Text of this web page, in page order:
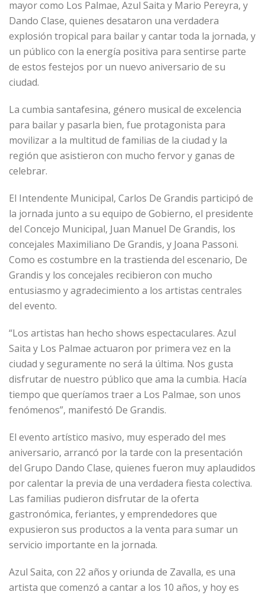
mayor como Los Palmae, Azul Saita y Mario Pereyra, y
Dando Clase, quienes desataron una verdadera
explosión tropical para bailar y cantar toda la jornada, y
un público con la energía positiva para sentirse parte
de estos festejos por un nuevo aniversario de su
ciudad.
La cumbia santafesina, género musical de excelencia
para bailar y pasarla bien, fue protagonista para
movilizar a la multitud de familias de la ciudad y la
región que asistieron con mucho fervor y ganas de
celebrar.
El Intendente Municipal, Carlos De Grandis participó de
la jornada junto a su equipo de Gobierno, el presidente
del Concejo Municipal, Juan Manuel De Grandis, los
concejales Maximiliano De Grandis, y Joana Passoni.
Como es costumbre en la trastienda del escenario, De
Grandis y los concejales recibieron con mucho
entusiasmo y agradecimiento a los artistas centrales
del evento.
“Los artistas han hecho shows espectaculares. Azul
Saita y Los Palmae actuaron por primera vez en la
ciudad y seguramente no será la última. Nos gusta
disfrutar de nuestro público que ama la cumbia. Hacía
tiempo que queríamos traer a Los Palmae, son unos
fenómenos”, manifestó De Grandis.
El evento artístico masivo, muy esperado del mes
aniversario, arrancó por la tarde con la presentación
del Grupo Dando Clase, quienes fueron muy aplaudidos
por calentar la previa de una verdadera fiesta colectiva.
Las familias pudieron disfrutar de la oferta
gastronómica, feriantes, y emprendedores que
expusieron sus productos a la venta para sumar un
servicio importante en la jornada.
Azul Saita, con 22 años y oriunda de Zavalla, es una
artista que comenzó a cantar a los 10 años, y hoy es